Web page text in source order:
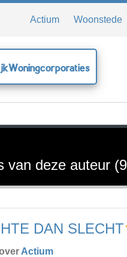
Actium Woonstede
van deze auteur
DAN SLECHT
Actium